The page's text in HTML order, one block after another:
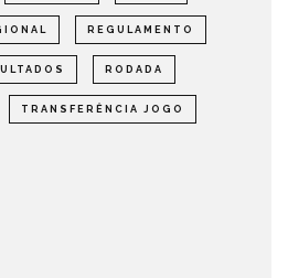
REGULAMENTO
RODADA
TRANSFERÊNCIA JOGO